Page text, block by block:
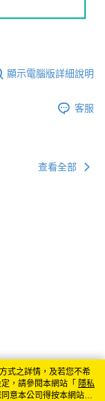
顯示電腦版詳細說明
客服
查看全部
式之詳情，及若您不希
，請參閱本網站「 隱私
意本公司得按本網站使